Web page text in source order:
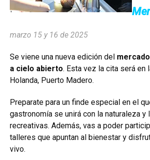
marzo 15 y 16 de 2025
Se viene una nueva edición del
a cielo abierto. Esta vez la cita será en
Holanda, Puerto Madero.
Preparate para un finde especial en el
gastronomía se unirá con la naturaleza y
recreativas. Además, vas a poder
talleres que apuntan al bienestar y
vivo.